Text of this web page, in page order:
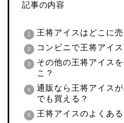
記事の内容
王将アイスはどこに売
コンビニで王将アイ
その他の王将アイス
こ？
通販なら王将アイス
でも買える？
王将アイスのよくある